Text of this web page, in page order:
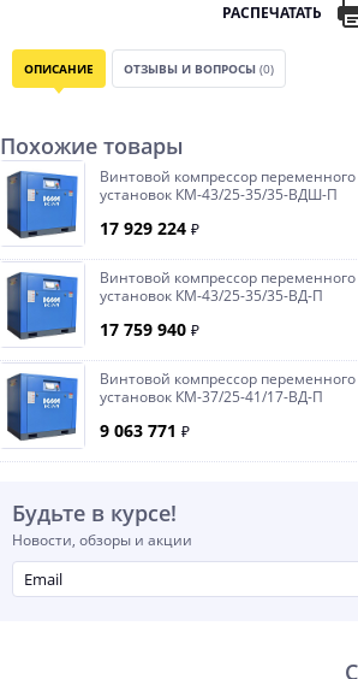
РАСПЕЧАТАТЬ
ОПИСАНИЕ ОТЗЫВЫ И ВОПРОСЫ (0)
Похожие товары
Винтовой компрессор
установок КМ-43/25-35/35-ВДШ-П
17 929 224 ₽
Винтовой компрессор
установок КМ-43/25-35/35-ВД-П
17 759 940 ₽
Винтовой компрессор
установок КМ-37/25-41/17-ВД-П
9 063 771 ₽
Будьте в курсе!
Новости, обзоры и акции